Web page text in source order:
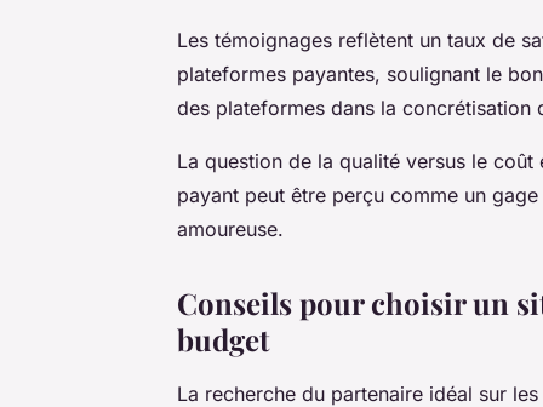
Les témoignages reflètent un taux de
plateformes payantes, soulignant le bon
des plateformes dans la concrétisation
La question de la qualité versus le
payant peut être perçu comme un
amoureuse.
Conseils pour choisir un
budget
La recherche du partenaire idéal sur